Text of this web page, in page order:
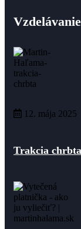
Vzdelávanie
12. mája 2025
Trakcia